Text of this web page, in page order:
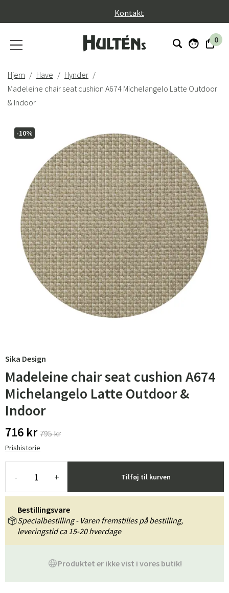
Kontakt
0
Hjem Have
Hynder
Madeleine chair seat cushion A674 Michelangelo Latte Outdoor
& Indoor
-10%
Sika Design
Madeleine chair seat cushion A674
Michelangelo Latte Outdoor &
Indoor
716 kr 795 kr
Prishistorie
- + Tilføj til kurven
Produktet er ikke vist i vores butik!
Bestillingsvare
Specialbestilling - Varen fremstilles på bestilling,
leveringstid ca 15-20 hverdage